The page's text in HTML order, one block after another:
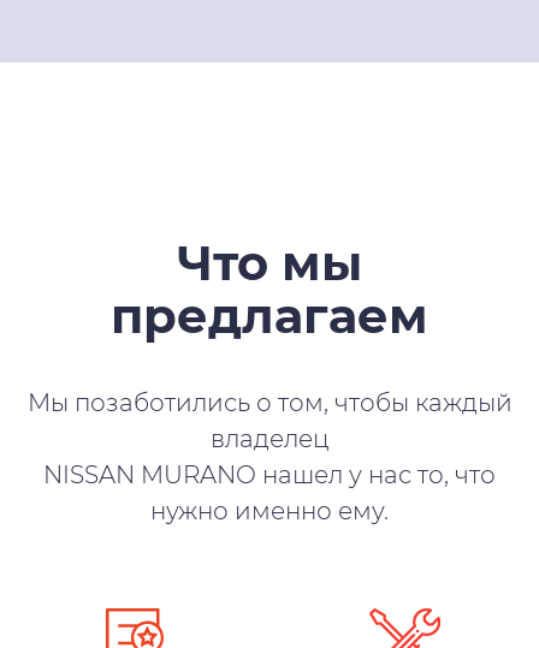
Что мы
предлагаем
Мы позаботились о том, чтобы каждый
владелец
NISSAN MURANO нашел у нас то, что
нужно именно ему.